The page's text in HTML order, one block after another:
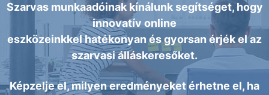
Szarvas munkaadóinak kínálunk segítséget, hogy
innovatív online
eszközeinkkel hatékonyan és gyorsan érjék el az
szarvasi álláskeresőket.
Képzelje el, milyen eredményeket érhetne el, ha